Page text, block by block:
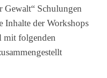
Gewalt“ Schulungen
Inhalte der Workshops
mit folgenden